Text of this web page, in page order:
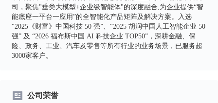
司，聚焦"垂类大模型+企业级智能体"的深度融合,为企业提供“智
能底座一平台一应用”的全智能化产品矩阵及解决方案。入选
“2025《财富》中国科技 50 强”、“2025 胡润中国人工智能企业 50
强” 及 “2026 福布斯中国 AI 科技企业 TOP50”，深耕金融、保
险、政务、工业、汽车及零售等所有行业的业务场景，已服务超
3000家客户。
公司荣誉